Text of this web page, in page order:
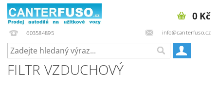
603584895 info@canterfuso.cz
0 Kč
FILTR VZDUCHOVÝ